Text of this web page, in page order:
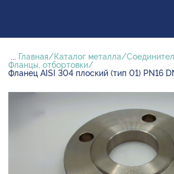
... Главная Каталог металла
Фланцы, отбортовки
Фланец AISI 304 плоский (тип 01) PN16